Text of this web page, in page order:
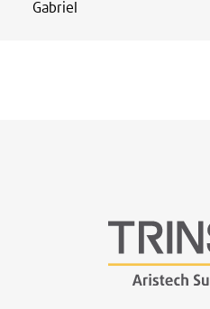
Gabriel